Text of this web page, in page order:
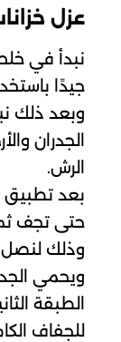
عزل
نبدأ في
جيدًا
وبعد ذلك
الجدران
الرش.
حتى تجف ثم
وذلك
ويحمي
للجفاف